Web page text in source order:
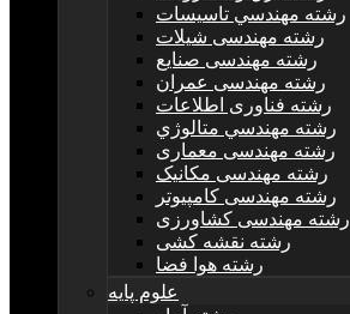
رشته مهندسي تاسيسات
رشته مهندسی شیلات
رشته مهندسی صنایع
رشته مهندسی عمران
رشته فناوری اطلاعات
رشته مهندسي متالوژي
رشته مهندسی معماری
رشته مهندسی مکانیک
رشته مهندسی کامپیوتر
رشته مهندسی کشاورزی
رشته نقشه کشی
رشته هوا فضا
علوم پایه